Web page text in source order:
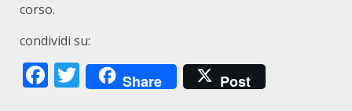
corso.
condividi su:
Facebook
Twitter
Share Post